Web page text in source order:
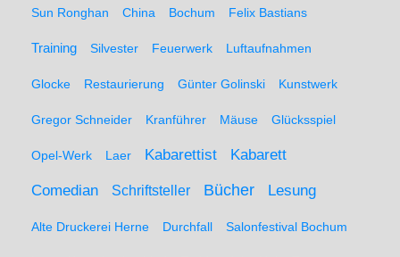
Sun Ronghan China Bochum Felix Bastians
Training Silvester Feuerwerk Luftaufnahmen
Glocke Restaurierung Günter Golinski Kunstwerk
Gregor Schneider Kranführer Mäuse Glücksspiel
Opel-Werk Laer Kabarettist
Kabarett
Comedian
Schriftsteller Bücher Lesung
Alte Druckerei Herne Durchfall Salonfestival Bochum